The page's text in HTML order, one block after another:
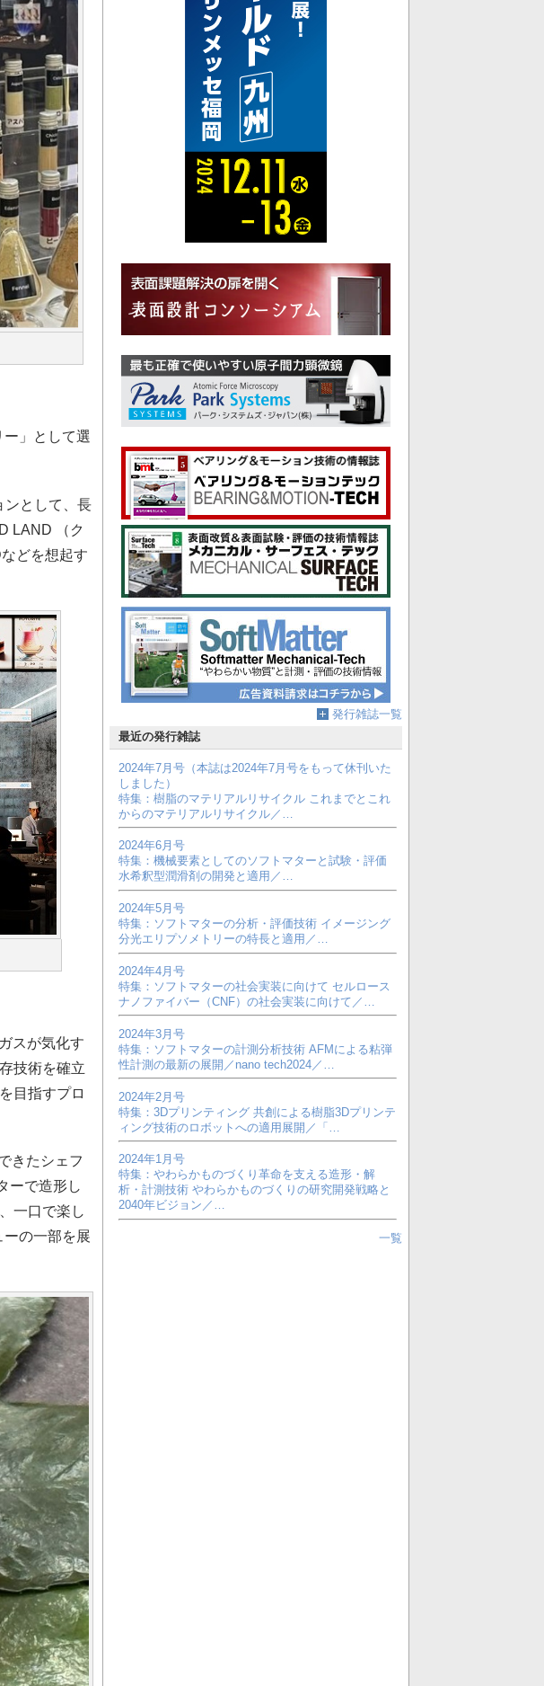
」として選
ンとして、長
LAND （ク
どを想起す
スが気化す
技術を確立
目指すプロ
きたシェフ
ーで造形し
一口で楽し
の一部を展
発行雑誌一覧
最近の発行雑誌
2024年7月号（本誌は2024年7月号をもって休刊いた
しました）
特集：樹脂のマテリアルリサイクル これまでとこれ
からのマテリアルリサイクル／…
2024年6月号
特集：機械要素としてのソフトマターと試験・評価
水希釈型潤滑剤の開発と適用／…
2024年5月号
特集：ソフトマターの分析・評価技術 イメージング
分光エリプソメトリーの特長と適用／…
2024年4月号
特集：ソフトマターの社会実装に向けて セルロース
ナノファイバー（CNF）の社会実装に向けて／…
2024年3月号
特集：ソフトマターの計測分析技術 AFMによる粘弾
性計測の最新の展開／nano tech2024／…
2024年2月号
特集：3Dプリンティング 共創による樹脂3Dプリンテ
ィング技術のロボットへの適用展開／「…
2024年1月号
特集：やわらかものづくり革命を支える造形・解
析・計測技術 やわらかものづくりの研究開発戦略と
2040年ビジョン／…
一覧